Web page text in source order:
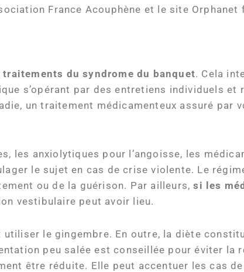
France Acouphène et le site Orphanet
traitements du syndrome du banquet. Cela
s’opérant par des entretiens individuels et
un traitement médicamenteux assuré par
les anxiolytiques pour l’angoisse, les
le sujet en cas de crise violente. Le
ou de la guérison. Par ailleurs, si les
vestibulaire peut avoir lieu.
le gingembre. En outre, la diète
peu salée est conseillée pour éviter la
être réduite. Elle peut accentuer les cas